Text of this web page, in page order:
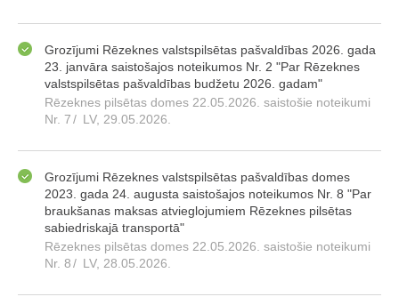
Grozījumi Rēzeknes valstspilsētas pašvaldības 2026. gada
23. janvāra saistošajos noteikumos Nr. 2 "Par Rēzeknes
valstspilsētas pašvaldības budžetu 2026. gadam"
Rēzeknes pilsētas domes 22.05.2026. saistošie noteikumi
Nr. 7/ LV, 29.05.2026.
Grozījumi Rēzeknes valstspilsētas pašvaldības domes
2023. gada 24. augusta saistošajos noteikumos Nr. 8 "Par
braukšanas maksas atvieglojumiem Rēzeknes pilsētas
sabiedriskajā transportā"
Rēzeknes pilsētas domes 22.05.2026. saistošie noteikumi
Nr. 8/ LV, 28.05.2026.